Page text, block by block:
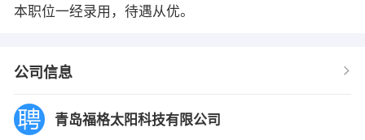
本职位一经录用，待遇从优。
公司信息
青岛福格太阳科技有限公司